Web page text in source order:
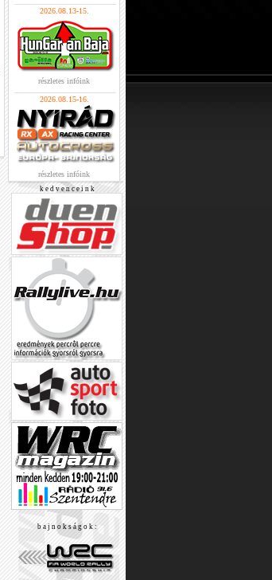
2026.08.13-15.
részletes infóink
2026.08.15-16.
részletes infóink
k e d v e n c e i n k
b a j n o k s á g o k :